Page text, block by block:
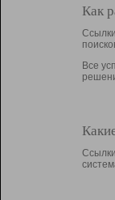
Как
Все